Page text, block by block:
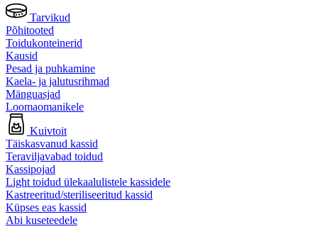
Tarvikud
Põhitooted
Toidukonteinerid
Kausid
Pesad ja puhkamine
Kaela- ja jalutusrihmad
Mänguasjad
Loomaomanikele
Kuivtoit
Täiskasvanud kassid
Teraviljavabad toidud
Kassipojad
Light toidud ülekaalulistele kassidele
Kastreeritud/steriliseeritud kassid
Küpses eas kassid
Abi kuseteedele